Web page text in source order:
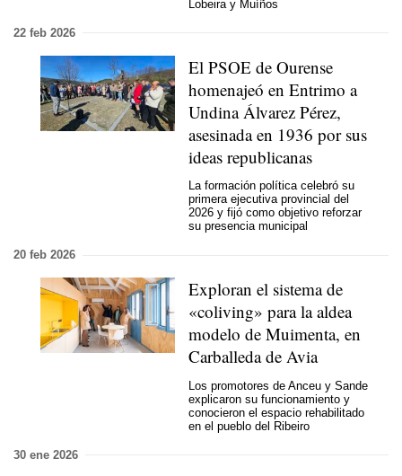
Lobeira y Muíños
22 feb 2026
El PSOE de Ourense
homenajeó en Entrimo a
Undina Álvarez Pérez,
asesinada en 1936 por sus
ideas republicanas
La formación política celebró su
primera ejecutiva provincial del
2026 y fijó como objetivo reforzar
su presencia municipal
20 feb 2026
Exploran el sistema de
«coliving» para la aldea
modelo de Muimenta, en
Carballeda de Avia
Los promotores de Anceu y Sande
explicaron su funcionamiento y
conocieron el espacio rehabilitado
en el pueblo del Ribeiro
30 ene 2026